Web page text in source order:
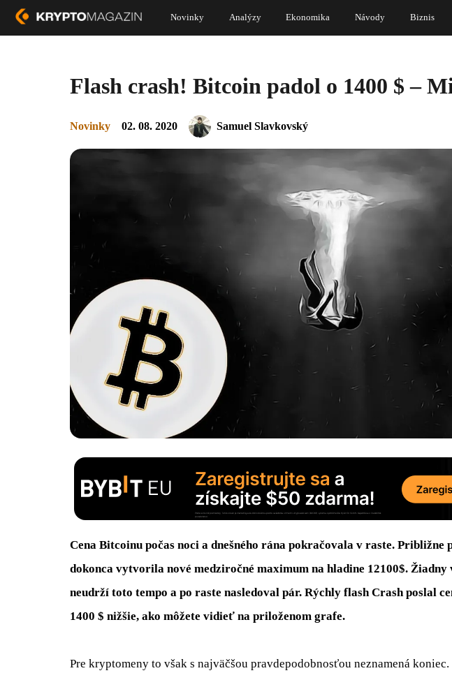
Novinky Analýzy Ekonomika Návody Biznis
Flash crash! Bitcoin padol o 1400 $ –
Novinky 02. 08. 2020 Samuel Slavkovský
Cena Bitcoinu počas noci a dnešného rána pokračovala v raste. Približne
dokonca vytvorila nové medziročné maximum na hladine 12100$. Žiadny
neudrží toto tempo a po raste nasledoval pár. Rýchly flash Crash poslal
1400 $ nižšie, ako môžete vidieť na priloženom grafe.
Pre kryptomeny to však s najväčšou pravdepodobnosťou neznamená